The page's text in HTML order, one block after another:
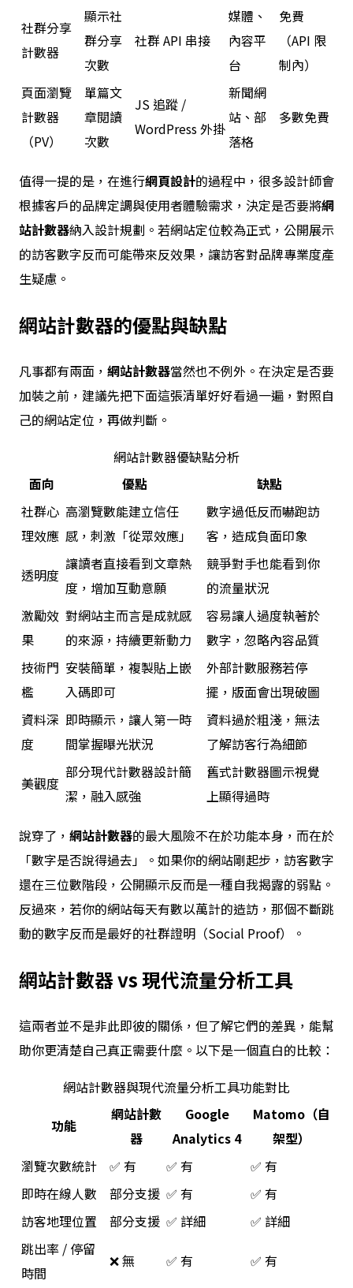
社群分享
計數器
顯示社
群分享
次數
社群 API 串接
媒體、
內容平
台
免費
（API 限
制內）
頁面瀏覽
計數器
（PV）
單篇文
章閱讀
次數
JS 追蹤 /
WordPress 外掛
新聞網
站、部
落格
多數免費
值得一提的是，在進行網頁設計的過程中，很多設計師會
根據客戶的品牌定調與使用者體驗需求，決定是否要將網
站計數器納入設計規劃。若網站定位較為正式，公開展示
的訪客數字反而可能帶來反效果，讓訪客對品牌專業度產
生疑慮。
網站計數器的優點與缺點
凡事都有兩面， 網站計數器當然也不例外。在決定是否要
加裝之前，建議先把下面這張清單好好看過一遍，對照自
己的網站定位，再做判斷。
網站計數器優缺點分析
面向
優點
缺點
社群心
理效應
高瀏覽數能建立信任
感，刺激「從眾效應」
數字過低反而嚇跑訪
客，造成負面印象
透明度
讓讀者直接看到文章熱
度，增加互動意願
競爭對手也能看到你
的流量狀況
激勵效
果
對網站主而言是成就感
的來源，持續更新動力
容易讓人過度執著於
數字，忽略內容品質
技術門
檻
安裝簡單，複製貼上嵌
入碼即可
外部計數服務若停
擺，版面會出現破圖
資料深
度
即時顯示，讓人第一時
間掌握曝光狀況
資料過於粗淺，無法
了解訪客行為細節
美觀度
部分現代計數器設計簡
潔，融入感強
舊式計數器圖示視覺
上顯得過時
說穿了， 網站計數器的最大風險不在於功能本身，而在於
「數字是否說得過去」。如果你的網站剛起步，訪客數字
還在三位數階段，公開顯示反而是一種自我揭露的弱點。
反過來，若你的網站每天有數以萬計的造訪，那個不斷跳
動的數字反而是最好的社群證明（Social Proof）。
網站計數器vs 現代流量分析工具
這兩者並不是非此即彼的關係，但了解它們的差異，能幫
助你更清楚自己真正需要什麼。以下是一個直白的比較：
網站計數器與現代流量分析工具功能對比
功能
網站計數
器
Google
Analytics 4
Matomo（自
架型）
瀏覽次數統計
✅ 有 ✅ 有
✅ 有
即時在線人數
部分支援 ✅ 有
✅ 有
訪客地理位置
部分支援 ✅ 詳細
✅ 詳細
跳出率 / 停留
時間
❌ 無 ✅ 有 ✅ 有